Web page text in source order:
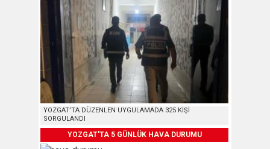
YOZGAT’TA DÜZENLEN UYGULAMADA 325 KİŞİ
SORGULANDI
YOZGAT'TA 5 GÜNLÜK HAVA DURUMU